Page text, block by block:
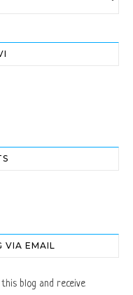
VIA EMAIL
blog and receive